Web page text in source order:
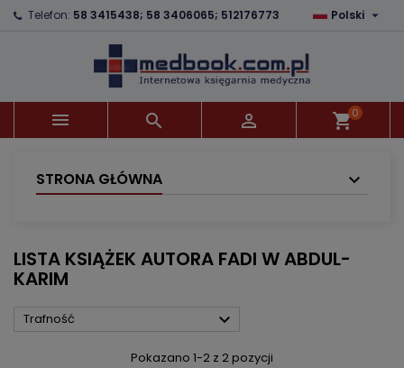
Telefon: 58 3415438; 58 3406065; 512176773 Polski 
   shopping_cart0
STRONA GŁÓWNA
LISTA KSIĄŻEK AUTORA FADI W ABDUL-
KARIM
Trafność 
Pokazano 1-2 z 2 pozycji
×
Utwórz nową listę
×
((confirmMessage))
((cancelText)) ((modalDeleteText))
×
Nazwa listy życzeń
Utwórz listę życzeń
×
Musisz być zalogowany by zapisać produkty na
swojej liście życzeń.